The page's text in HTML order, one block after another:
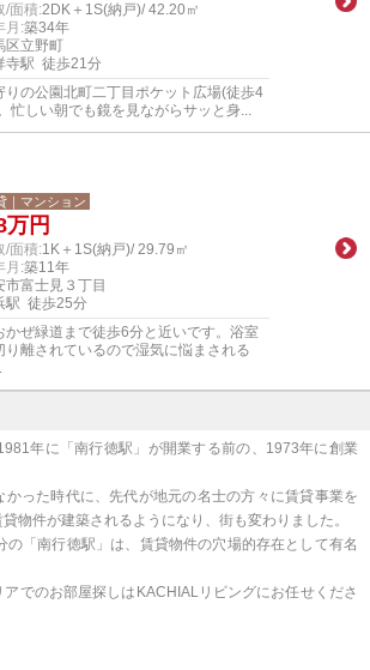
/面積:2DK＋1S(納戸)/ 42.20㎡
月:築34年
区立野町
寺駅 徒歩21分
りの公園北町二丁目ポケット広場(徒歩4
忙しい朝でも鏡を見ながらサッと身...
｜マンション
万円
/面積:1K＋1S(納戸)/ 29.79㎡
月:築11年
市富士見３丁目
駅 徒歩25分
かぜ緑道まで徒歩6分と近いです。浴室
り離されているので湿気に悩まされる
年に「南行徳駅」が開業する前の、1973年に創業
かった時代に、先代が地元の名士の方々に賃貸事業を
物件が建築されるようになり、街も変わりました。
の「南行徳駅」は、賃貸物件の穴場的存在として有名
でのお部屋探しはKACHIALリビングにお任せくださ